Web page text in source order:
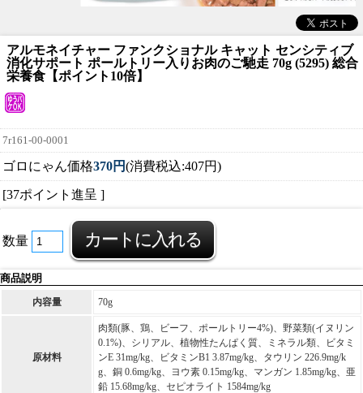
アルモネイチャー ファンクショナル キャット センシティブ
消化サポート ポールトリー入りお肉のご馳走 70g (5295) 総合
栄養食【ポイント10倍】
7r161-00-0001
ゴロにゃん価格370円(消費税込:407円)
[37ポイント進呈 ]
数量
商品説明
内容量 70g
原材料
肉類(豚、鶏、ビーフ、ポールトリー4%)、野菜類(イヌリン
0.1%)、シリアル、植物性たんぱく質、ミネラル類、ビタミ
ンE 31mg/kg、ビタミンB1 3.87mg/kg、タウリン 226.9mg/k
g、銅 0.6mg/kg、ヨウ素 0.15mg/kg、マンガン 1.85mg/kg、亜
鉛 15.68mg/kg、セピオライト 1584mg/kg